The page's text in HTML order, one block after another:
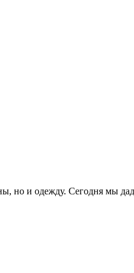
но и одежду. Сегодня мы